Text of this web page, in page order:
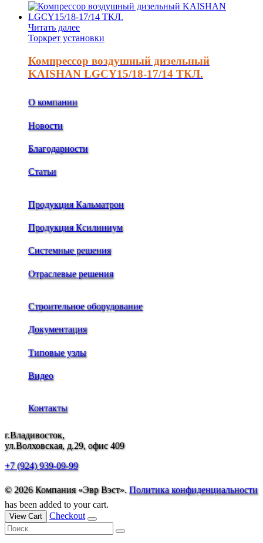
Читать далее
Торкрет установки
Компрессор воздушный дизельный
KAISHAN LGCY15/18-17/14 ТКЛ.
О компании
Новости
Благодарности
Статьи
Продукция Кальматрон
Продукция Ксилиниум
Системные решения
Отраслевые решения
Строительное оборудование
Документация
Типовые узлы
Видео
Контакты
г.Владивосток,
ул.Волховская, д.29, офис 409
+7 (924) 939-09-99
© 2026 Компания «Эвр Вэст». Политика конфиденциальности
has been added to your cart.
View Cart Checkout